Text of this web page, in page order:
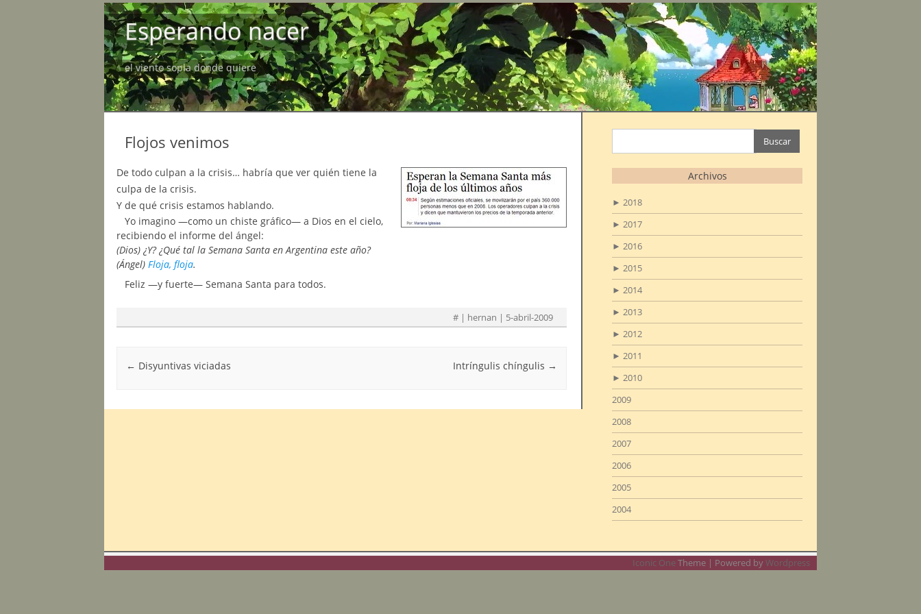
Esperando nacer
el viento sopla donde quiere
Flojos venimos
De todo culpan a la crisis… habría que ver quién tiene la
culpa de la crisis.
Y de qué crisis estamos hablando.
Yo imagino —como un chiste gráfico— a Dios en el cielo,
recibiendo el informe del ángel:
(Dios) ¿Y? ¿Qué tal la Semana Santa en Argentina este año?
(Ángel) Floja, floja.
Feliz —y fuerte— Semana Santa para todos.
# | hernan | 5-abril-2009
Post navigation
← Disyuntivas viciadas Intríngulis chíngulis →
Archivos
► 2018
► 2017
► 2016
► 2015
► 2014
► 2013
► 2012
► 2011
► 2010
2009
2008
2007
2006
2005
2004
Iconic One Theme | Powered byWordpress